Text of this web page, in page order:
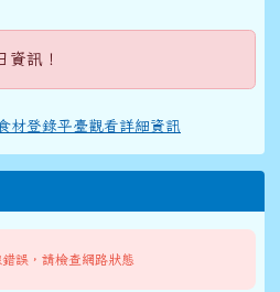
資訊！
材登錄平臺觀看詳細資訊
誤，請檢查網路狀態